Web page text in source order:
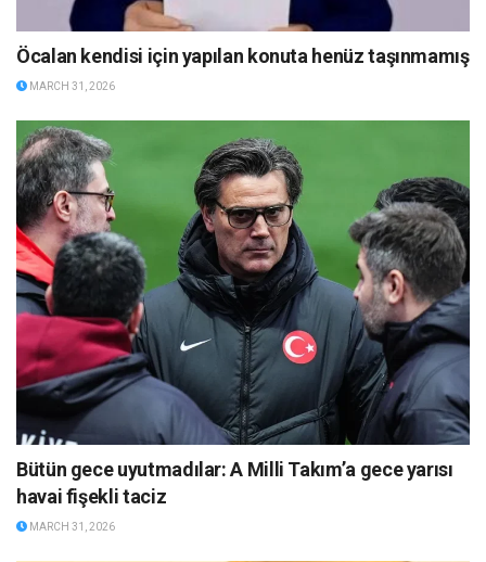
Öcalan kendisi için yapılan konuta henüz taşınmamış
MARCH 31, 2026
Bütün gece uyutmadılar: A Milli Takım’a gece yarısı
havai fişekli taciz
MARCH 31, 2026